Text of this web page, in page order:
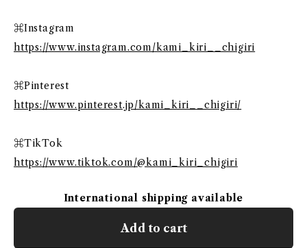
⌘Instagram
https://www.instagram.com/kami_kiri__chigiri
⌘Pinterest
https://www.pinterest.jp/kami_kiri__chigiri/
⌘TikTok
https://www.tiktok.com/@kami_kiri_chigiri
International shipping available
Add to cart